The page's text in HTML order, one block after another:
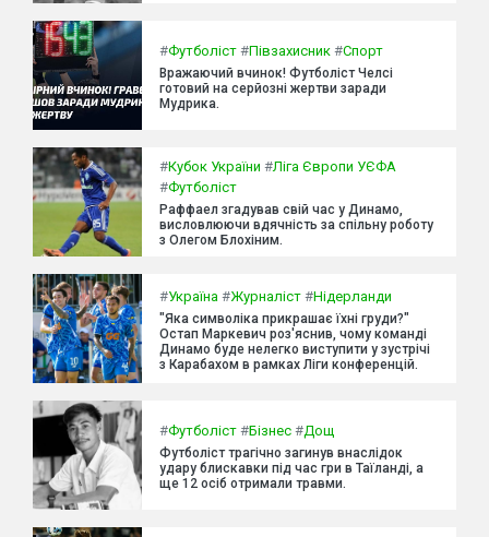
#Футболіст #Півзахисник #Спорт
Вражаючий вчинок! Футболіст Челсі
готовий на серйозні жертви заради
Мудрика.
#Кубок України #Ліга Європи УЄФА
#Футболіст
Раффаел згадував свій час у Динамо,
висловлюючи вдячність за спільну роботу
з Олегом Блохіним.
#Україна #Журналіст #Нідерланди
"Яка символіка прикрашає їхні груди?"
Остап Маркевич роз'яснив, чому команді
Динамо буде нелегко виступити у зустрічі
з Карабахом в рамках Ліги конференцій.
#Футболіст #Бізнес #Дощ
Футболіст трагічно загинув внаслідок
удару блискавки під час гри в Таїланді, а
ще 12 осіб отримали травми.